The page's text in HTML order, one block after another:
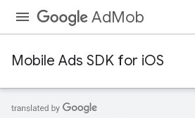
AdMob
Mobile Ads SDK for iOS